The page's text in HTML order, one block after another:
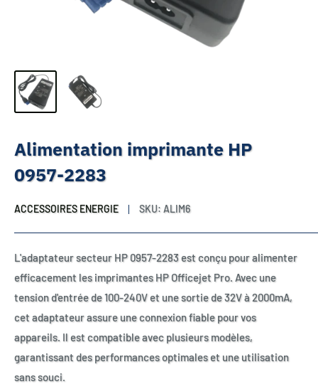
Alimentation imprimante HP
0957-2283
ACCESSOIRES ENERGIE SKU: ALIM6
L'adaptateur secteur HP 0957-2283 est conçu pour alimenter
efficacement les imprimantes HP Officejet Pro. Avec une
tension d'entrée de 100-240V et une sortie de 32V à 2000mA,
cet adaptateur assure une connexion fiable pour vos
appareils. Il est compatible avec plusieurs modèles,
garantissant des performances optimales et une utilisation
sans souci.